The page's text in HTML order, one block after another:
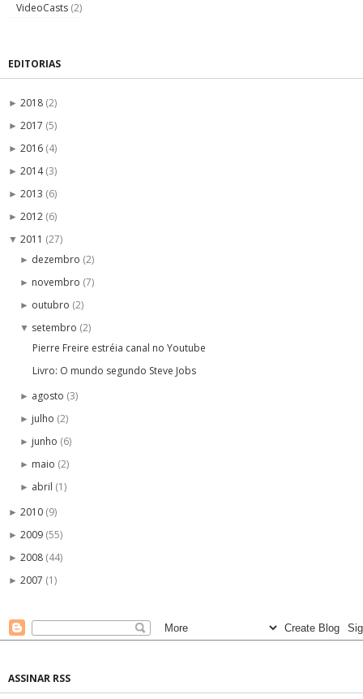
VideoCasts (2)
EDITORIAS
► 2018 (2)
► 2017 (5)
► 2016 (4)
► 2014(3)
► 2013 (6)
► 2012 (6)
▼ 2011 (27)
► dezembro (2)
► novembro (7)
► outubro (2)
▼ setembro (2)
Pierre Freire estréia canal no Youtube
Livro: O mundo segundo Steve Jobs
► agosto (3)
► julho (2)
► junho (6)
► maio (2)
► abril (1)
► 2010 (9)
► 2009 (55)
► 2008 (44)
► 2007 (1)
ASSINAR RSS